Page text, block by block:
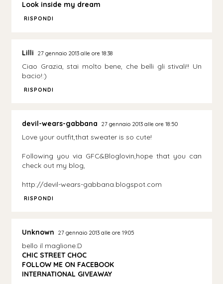
Look inside my dream
RISPONDI
Lilli 27 gennaio 2013 alle ore 18:38
Ciao Grazia, stai molto bene, che belli gli stivali!! Un
bacio!:)
RISPONDI
devil-wears-gabbana 27 gennaio 2013 alle ore 18:50
Love your outfit,that sweater is so cute!
Following you via GFC&Bloglovin,hope that you can
check out my blog,
http://devil-wears-gabbana.blogspot.com
RISPONDI
Unknown 27 gennaio 2013 alle ore 19:05
bello il maglione:D
CHIC STREET CHOC
FOLLOW ME ON FACEBOOK
INTERNATIONAL GIVEAWAY